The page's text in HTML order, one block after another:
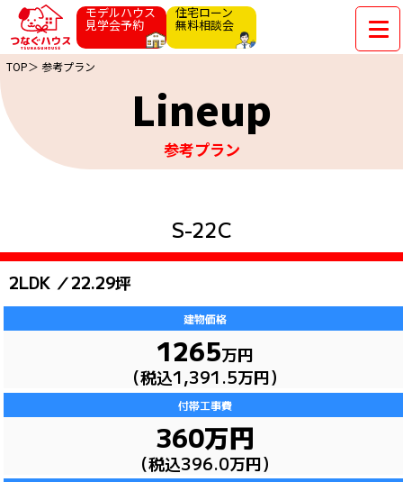
モデルハウス
見学会予約
住宅ローン
無料相談会
TOP＞ 参考プラン
Lineup
参考プラン
S-22C
2LDK ／22.29坪
建物価格
1265万円
（税込1,391.5万円）
付帯工事費
360万円
（税込396.0万円）